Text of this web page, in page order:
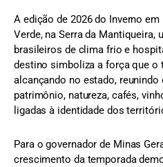
A edição de 2026 do Inverno
Verde, na Serra da Mantiqueira,
brasileiros de clima frio e
destino simboliza a força que o
alcançando no estado,
patrimônio, natureza, cafés,
ligadas à identidade dos
Para o governador de Minas
crescimento da temporada